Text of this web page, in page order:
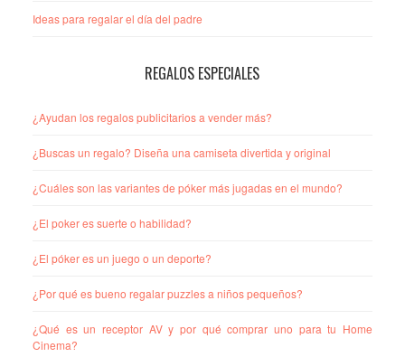
Ideas para regalar el día del padre
REGALOS ESPECIALES
¿Ayudan los regalos publicitarios a vender más?
¿Buscas un regalo? Diseña una camiseta divertida y original
¿Cuáles son las variantes de póker más jugadas en el mundo?
¿El poker es suerte o habilidad?
¿El póker es un juego o un deporte?
¿Por qué es bueno regalar puzzles a niños pequeños?
¿Qué es un receptor AV y por qué comprar uno para tu Home
Cinema?